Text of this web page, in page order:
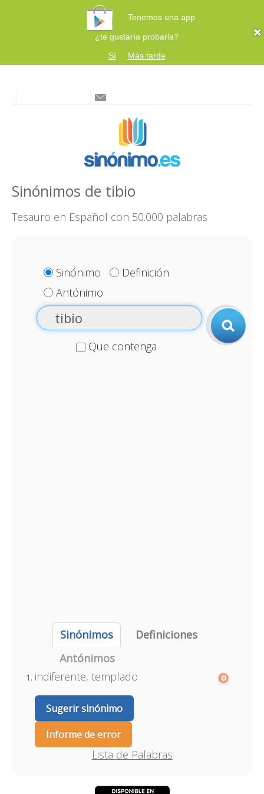
Tenemos una app
¿te gustaría probarla?
Sí
Más tarde
Sinónimos de tibio
Tesauro en Español con 50.000 palabras
Sinónimo
Definición
Antónimo
Que contenga
Sinónimos
Definiciones
Antónimos
indiferente, templado
Sugerir sinónimo
Informe de error
Lista de Palabras